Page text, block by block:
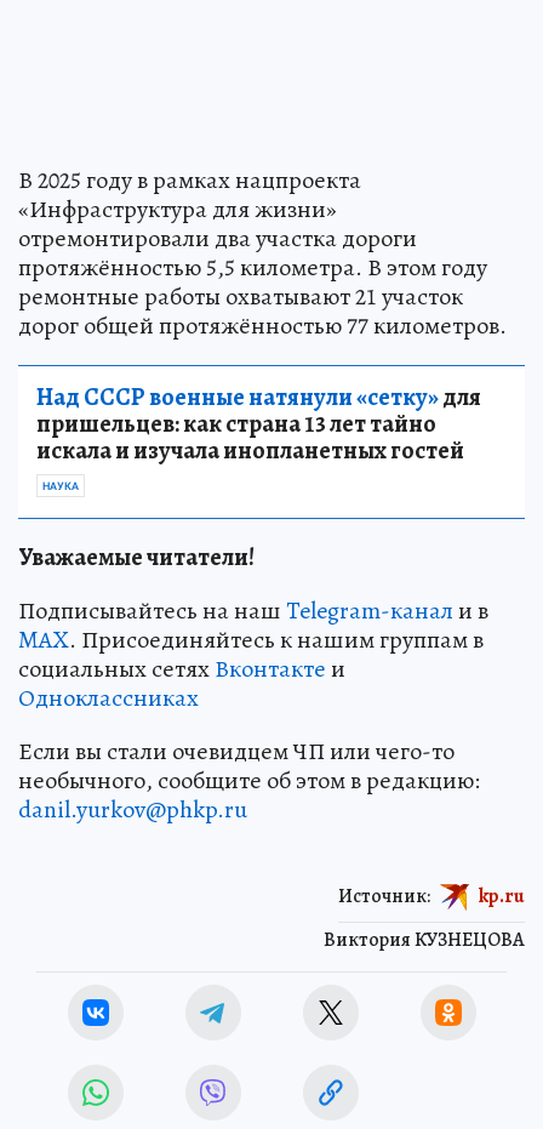
В 2025 году в рамках нацпроекта
«Инфраструктура для жизни»
отремонтировали два участка дороги
протяжённостью 5,5 километра. В этом году
ремонтные работы охватывают 21 участок
дорог общей протяжённостью 77 километров.
Над СССР военные натянули «сетку»для
пришельцев: как страна 13 лет тайно
искала и изучала инопланетных гостей
НАУКА
Уважаемые читатели!
Подписывайтесь на нашTelegram-канали в
MAX. Присоединяйтесь к нашим группам в
социальных сетяхВконтактеи
Одноклассниках
Если вы стали очевидцем ЧП или чего-то
необычного, сообщите об этом в редакцию:
danil.yurkov@phkp.ru
Виктория КУЗНЕЦОВА
Источник: kp.ru